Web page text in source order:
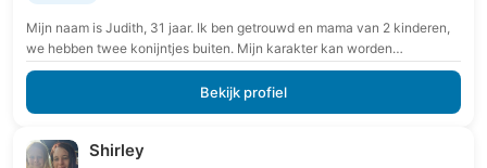
Mijn naam is Judith, 31 jaar. Ik ben getrouwd en mama van 2 kinderen,
we hebben twee konijntjes buiten. Mijn karakter kan worden
omschreven als:…
Bekijk profiel
Shirley